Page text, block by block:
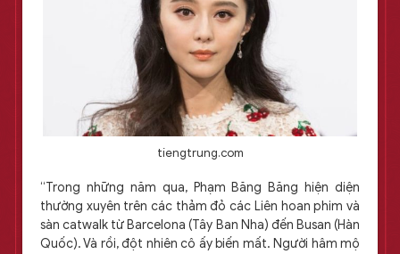
tiengtrung.com
“Trong những năm qua, Phạm Băng Băng hiện diện
thường xuyên trên các thảm đỏ các Liên hoan phim và
sàn catwalk từ Barcelona (Tây Ban Nha) đến Busan (Hàn
Quốc). Và rồi, đột nhiên cô ấy biến mất. Người hâm mộ